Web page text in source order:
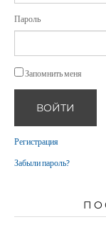
Пароль
Запомнить меня
ВОЙТИ
Регистрация
Забыли пароль?